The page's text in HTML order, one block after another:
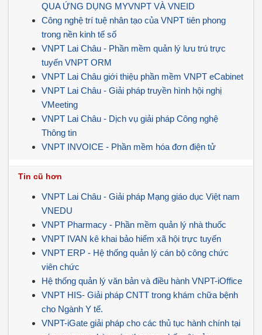
QUA ỨNG DỤNG MYVNPT VÀ VNEID
Công nghệ trí tuệ nhân tạo của VNPT tiên phong
trong nền kinh tế số
VNPT Lai Châu - Phần mềm quản lý lưu trú trực
tuyến VNPT ORM
VNPT Lai Châu giới thiệu phần mềm VNPT eCabinet
VNPT Lai Châu - Giải pháp truyền hình hội nghị
VMeeting
VNPT Lai Châu - Dịch vụ giải pháp Công nghệ
Thông tin
VNPT INVOICE - Phần mềm hóa đơn điện tử
Tin cũ hơn
VNPT Lai Châu - Giải pháp Mạng giáo dục Việt nam
VNEDU
VNPT Pharmacy - Phần mềm quản lý nhà thuốc
VNPT IVAN kê khai bảo hiểm xã hội trực tuyến
VNPT ERP - Hệ thống quản lý cán bộ công chức
viên chức
Hệ thống quản lý văn bản và điều hành VNPT-iOffice
VNPT HIS- Giải pháp CNTT trong khám chữa bệnh
cho Ngành Y tế.
VNPT-iGate giải pháp cho các thủ tục hành chính tại